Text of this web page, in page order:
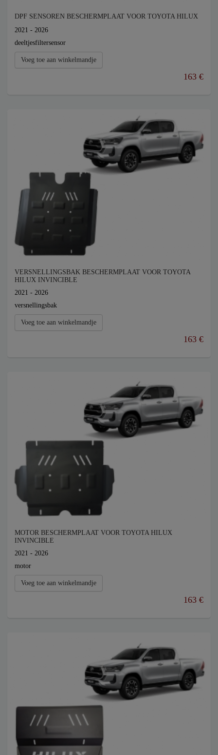
DPF SENSOREN BESCHERMPLAAT VOOR TOYOTA HILUX
2021 - 2026
deeltjesfiltersensor
Voeg toe aan winkelmandje
163 €
VERSNELLINGSBAK BESCHERMPLAAT VOOR TOYOTA
HILUX INVINCIBLE
2021 - 2026
versnellingsbak
Voeg toe aan winkelmandje
163 €
MOTOR BESCHERMPLAAT VOOR TOYOTA HILUX
INVINCIBLE
2021 - 2026
motor
Voeg toe aan winkelmandje
163 €